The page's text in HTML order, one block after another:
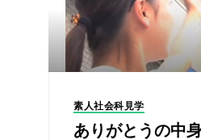
素人社会科見学
ありがとうの中